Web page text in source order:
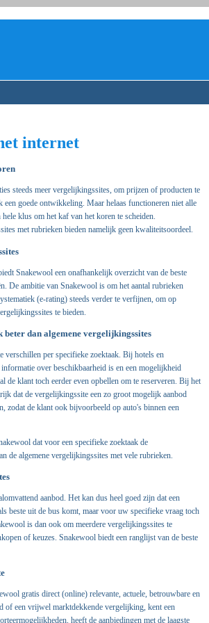
internet
steeds meer vergelijkingssites, om prijzen of producten te
goede ontwikkeling. Maar helaas functioneren niet alle
klus om het kaf van het koren te scheiden.
met rubrieken bieden namelijk geen kwaliteitsoordeel.
Snakewool een onafhankelijk overzicht van de beste
De ambitie van Snakewool is om het aantal rubrieken
(e-rating) steeds verder te verfijnen, om op
te bieden.
dan algemene vergelijkingssites
per specifieke zoektaak. Bij hotels en
over beschikbaarheid is en een mogelijkheid
de klant toch eerder even opbellen om te reserveren. Bij het
dat de vergelijkingssite een zo groot mogelijk aanbod
zodat de klant ook bijvoorbeeld op auto's binnen een
dat voor een specifieke zoektaak de
de algemene vergelijkingssites met vele rubrieken.
aanbod. Het kan dus heel goed zijn dat een
beste uit de bus komt, maar voor uw specifieke vraag toch
is dan ook om meerdere vergelijkingssites te
of keuzes. Snakewool biedt een ranglijst van de beste
gratis direct (online) relevante, actuele, betrouwbare en
of een vrijwel marktdekkende vergelijking, kent een
heeft de aanbiedingen met de laagste